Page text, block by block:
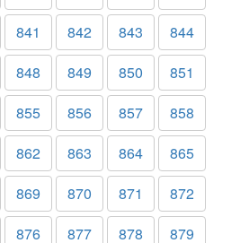
841 842 843
844
848 849 850
851
855 856 857
858
862 863 864
865
869 870 871
872
876 877 878
879